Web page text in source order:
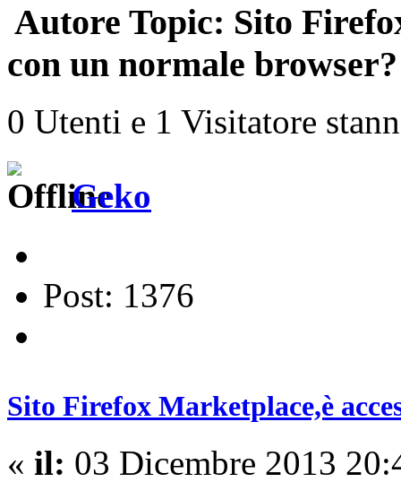
Autore Topic: Sito
con un normale
0 Utenti e 1 Visitatore
Geko
Post: 1376
Sito Firefox Marketplace,è
« il: 03 Dicembre 2013